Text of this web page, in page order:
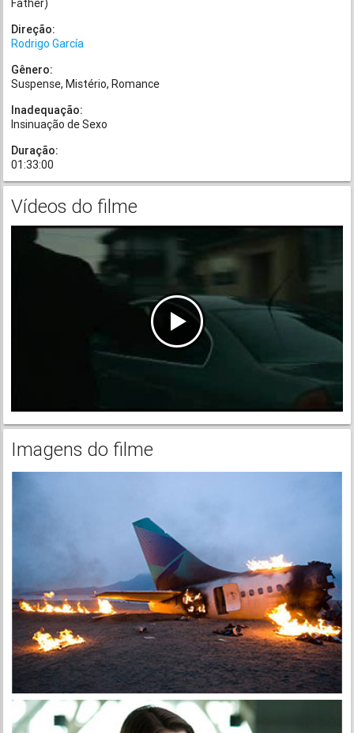
Father)
Direção:
Rodrigo García
Gênero:
Suspense Mistério Romance
Inadequação:
Insinuação de Sexo
Duração:
01:33:00
Vídeos do filme
Imagens do filme